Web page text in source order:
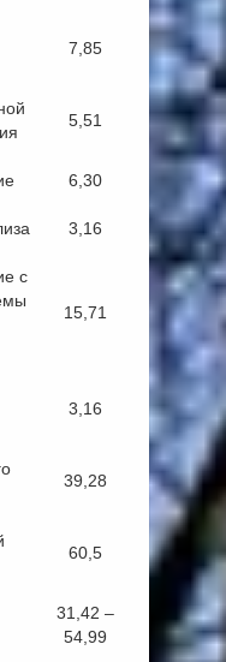
7,85
5,51
6,30
3,16
с
15,71
3,16
39,28
60,5
31,42 –
54,99